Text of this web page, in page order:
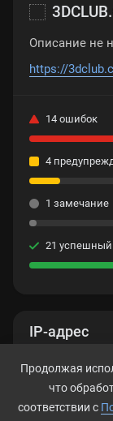
IP-адрес
Описание не
https://
14 ошибок
4
1 замечание
21 успешный
Продолжая
что
соответствии с